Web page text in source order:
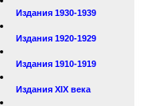
Издания 1930-1939
Издания 1920-1929
Издания 1910-1919
Издания XIX века